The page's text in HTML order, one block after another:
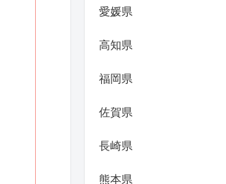
愛媛県
高知県
福岡県
佐賀県
長崎県
熊本県